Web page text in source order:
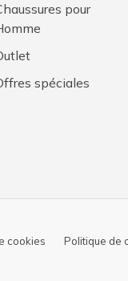
pour
spéciales
cookies Politique de